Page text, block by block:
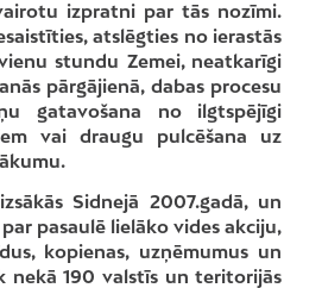
izpratni par tās nozīmi.
atslēgties no ierastās
stundu Zemei, neatkarīgi
pārgājienā, dabas procesu
gatavošana no ilgtspējīgi
vai draugu pulcēšana uz
Sidnejā 2007.gadā, un
pasaulē lielāko vides akciju,
kopienas, uzņēmumus un
nekā 190 valstīs un teritorijās